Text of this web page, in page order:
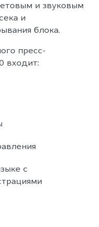
и звуковым
и
блока.
пресс-
входит:
с